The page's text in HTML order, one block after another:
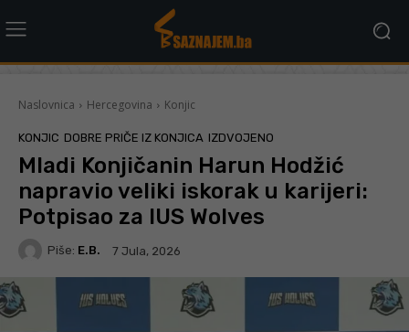
Naslovnica Hercegovina Konjic
KONJIC DOBRE PRIČE IZ KONJICA IZDVOJENO
Mladi Konjičanin Harun Hodžić
napravio veliki iskorak u karijeri:
Potpisao za IUS Wolves
Piše: E.B. 7 Jula, 2026